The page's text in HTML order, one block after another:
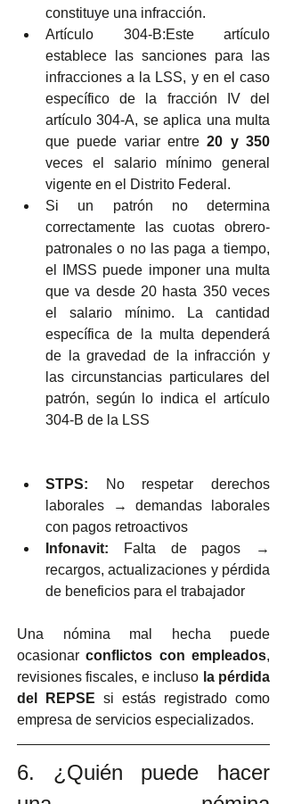
constituye una infracción.
Artículo 304-B:Este artículo
establece las sanciones para las
infracciones a la LSS, y en el caso
específico de la fracción IV del
artículo 304-A, se aplica una multa
que puede variar entre 20 y 350
veces el salario mínimo general
vigente en el Distrito Federal.
Si un patrón no determina
correctamente las cuotas obrero-
patronales o no las paga a tiempo,
el IMSS puede imponer una multa
que va desde 20 hasta 350 veces
el salario mínimo. La cantidad
específica de la multa dependerá
de la gravedad de la infracción y
las circunstancias particulares del
patrón, según lo indica el artículo
304-B de la LSS
STPS: No respetar derechos
laborales → demandas laborales
con pagos retroactivos
Infonavit: Falta de pagos →
recargos, actualizaciones y pérdida
de beneficios para el trabajador
Una nómina mal hecha puede
ocasionar conflictos con empleados,
revisiones fiscales, e incluso la pérdida
del REPSE si estás registrado como
empresa de servicios especializados.
6. ¿Quién puede hacer